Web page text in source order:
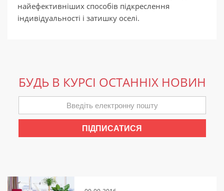
найефективніших способів підкреслення
індивідуальності і затишку оселі.
БУДЬ В КУРСІ ОСТАННІХ НОВИН